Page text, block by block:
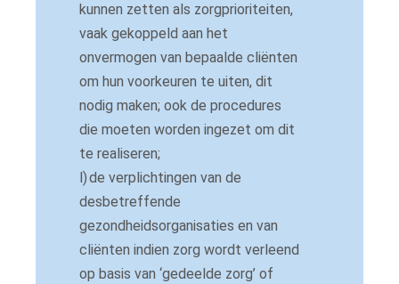
kunnen zetten als zorgprioriteiten,
vaak gekoppeld aan het
onvermogen van bepaalde cliënten
om hun voorkeuren te uiten, dit
nodig maken; ook de procedures
die moeten worden ingezet om dit
te realiseren;
l)de verplichtingen van de
desbetreffende
gezondheidsorganisaties en van
cliënten indien zorg wordt verleend
op basis van ‘gedeelde zorg’ of